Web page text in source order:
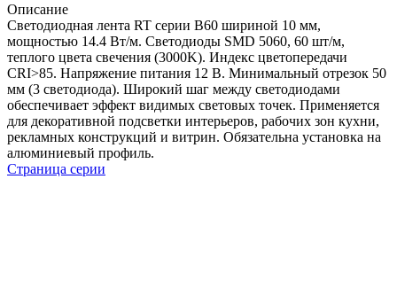
Описание
Светодиодная лента RT серии B60 шириной 10 мм,
мощностью 14.4 Вт/м. Светодиоды SMD 5060, 60 шт/м,
теплого цвета свечения (3000K). Индекс цветопередачи
CRI>85. Напряжение питания 12 В. Минимальный отрезок 50
мм (3 светодиода). Широкий шаг между светодиодами
обеспечивает эффект видимых световых точек. Применяется
для декоративной подсветки интерьеров, рабочих зон кухни,
рекламных конструкций и витрин. Обязательна установка на
алюминиевый профиль.
Страница серии